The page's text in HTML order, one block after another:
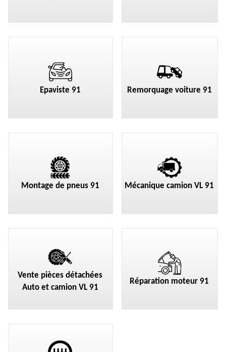
Epaviste 91 Remorquage voiture 91
Montage de pneus 91 Mécanique camion VL 91
Vente pièces détachées
Auto et camion VL 91
Réparation moteur 91